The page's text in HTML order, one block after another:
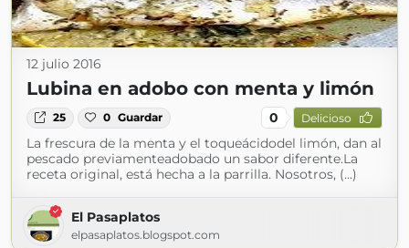
12 julio 2016
Lubina en adobo con menta y limón
25 0 Guardar 0 Delicioso
La frescura de la menta y el toqueácidodel limón, dan al
pescado previamenteadobado un sabor diferente.La
receta original, está hecha a la parrilla. Nosotros, (...)
El Pasaplatos
elpasaplatos.blogspot.com